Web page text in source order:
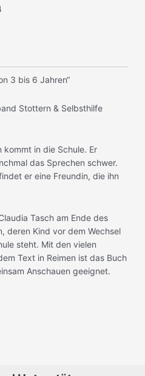
3 bis 6 Jahren“
Stottern & Selbsthilfe
kommt in die Schule. Er
das Sprechen schwer.
er eine Freundin, die ihn
Tasch am Ende des
deren Kind vor dem Wechsel
steht. Mit den vielen
Text in Reimen ist das Buch
Anschauen geeignet.